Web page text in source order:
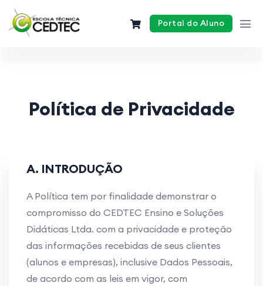
Portal do Aluno
Política de Privacidade
A. INTRODUÇÃO
A Política tem por finalidade demonstrar o
compromisso do CEDTEC Ensino e Soluções
Didáticas Ltda. com a privacidade e proteção
das informações recebidas de seus clientes
(alunos e empresas), inclusive Dados Pessoais,
de acordo com as leis em vigor, com